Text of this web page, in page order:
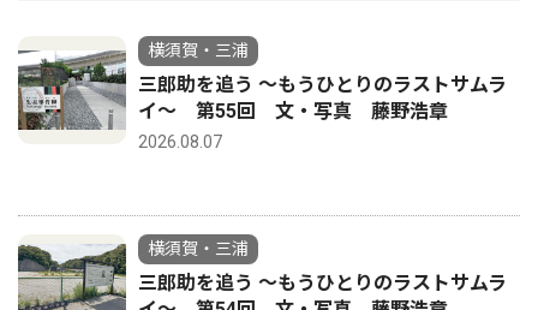
横須賀・三浦
三郎助を追う 〜もうひとりのラストサムラ
イ〜 第55回 文・写真 藤野浩章
2026.08.07
横須賀・三浦
三郎助を追う 〜もうひとりのラストサムラ